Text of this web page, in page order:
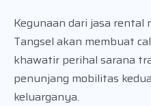
Kegunaan dari jasa
Tangsel akan membuat
khawatir perihal sarana
penunjang mobilitas
keluarganya.